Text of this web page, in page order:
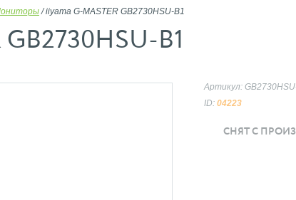
/iiyama G-MASTER GB2730HSU-B1
B1
Артикул:
ID: 04223
СНЯТ С